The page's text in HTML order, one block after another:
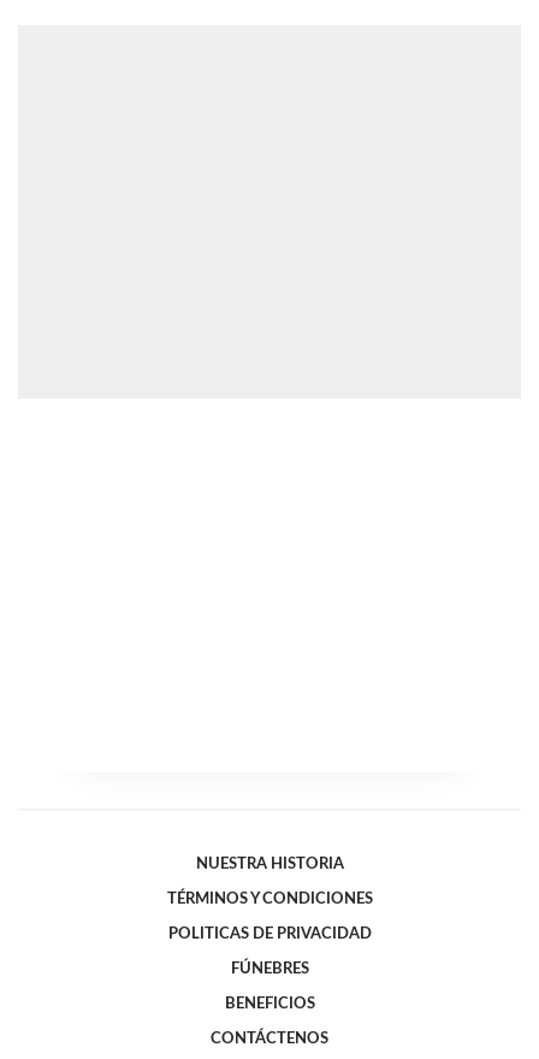
NUESTRA HISTORIA
TÉRMINOS Y CONDICIONES
POLITICAS DE PRIVACIDAD
FÚNEBRES
BENEFICIOS
CONTÁCTENOS